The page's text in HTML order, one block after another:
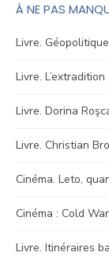
À NE PAS
Livre.
Livre.
Livre. Dorina
Livre. Christian
Cinéma. Leto,
Cinéma : Cold
Livre. Itinéraires